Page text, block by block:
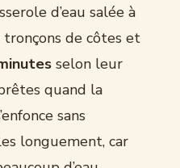
d’eau salée à
de côtes et
selon leur
quand la
sans
longuement, car